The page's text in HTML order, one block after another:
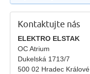
Kontaktujte nás
ELEKTRO ELSTAK
OC Atrium
Dukelská 1713/7
500 02 Hradec Králové